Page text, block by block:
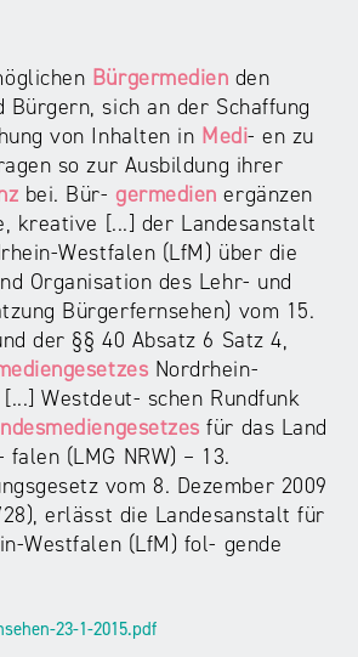
Bürgermedien den
Bürgern, sich an der Schaffung
von Inhalten in Medi- en zu
so zur Ausbildung ihrer
bei. Bür-germedien ergänzen
kreative [...] der Landesanstalt
Westfalen (LfM) über die
Organisation des Lehr- und
Bürgerfernsehen) vom 15.
der §§ 40 Absatz 6 Satz 4,
Nordrhein-
Westdeut- schen Rundfunk
für das Land
(LMG NRW) – 13.
vom 8. Dezember 2009
erlässt die Landesanstalt für
Westfalen (LfM) fol- gende
23-1-2015.pdf